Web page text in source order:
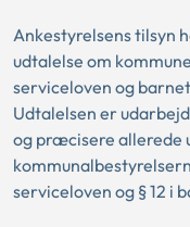
Ankestyrelsens tilsyn
udtalelse om
serviceloven og
Udtalelsen er
og præcisere allerede
serviceloven og § 12 i